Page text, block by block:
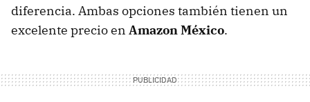
diferencia. Ambas opciones también tienen un
excelente precio en Amazon México.